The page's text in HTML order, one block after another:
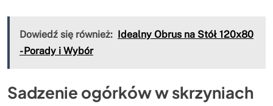
Dowiedź się również: Idealny Obrus na Stół 120x80
- Porady i Wybór
Sadzenie ogórków w skrzyniach